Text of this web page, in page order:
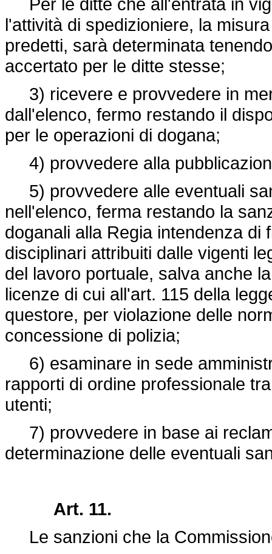
l'attività di spedizioniere, la
predetti, sarà determinata
accertato per le ditte stesse;
3) ricevere e provvedere in
dall'elenco, fermo restando il
per le operazioni di dogana;
4) provvedere alla
5) provvedere alle eventuali
nell'elenco, ferma restando la
doganali alla Regia intendenza di
disciplinari attribuiti dalle vigenti
del lavoro portuale, salva anche
licenze di cui all'art. 115 della
questore, per violazione delle
concessione di polizia;
6) esaminare in sede
rapporti di ordine professionale
utenti;
7) provvedere in base ai
determinazione delle eventuali
Art. 11.
Le sanzioni che la